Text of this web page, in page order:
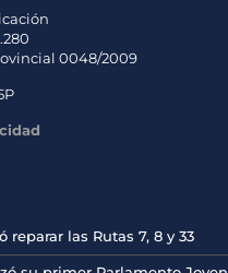
0048/2009
reparar las Rutas 7, 8 y 33